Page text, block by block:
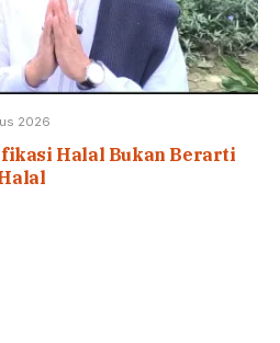
2026
Halal Bukan Berarti